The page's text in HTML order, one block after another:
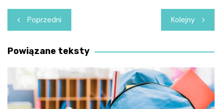
Nawigacja
wpisu
Poprzedni Kolejny
Powiązane teksty